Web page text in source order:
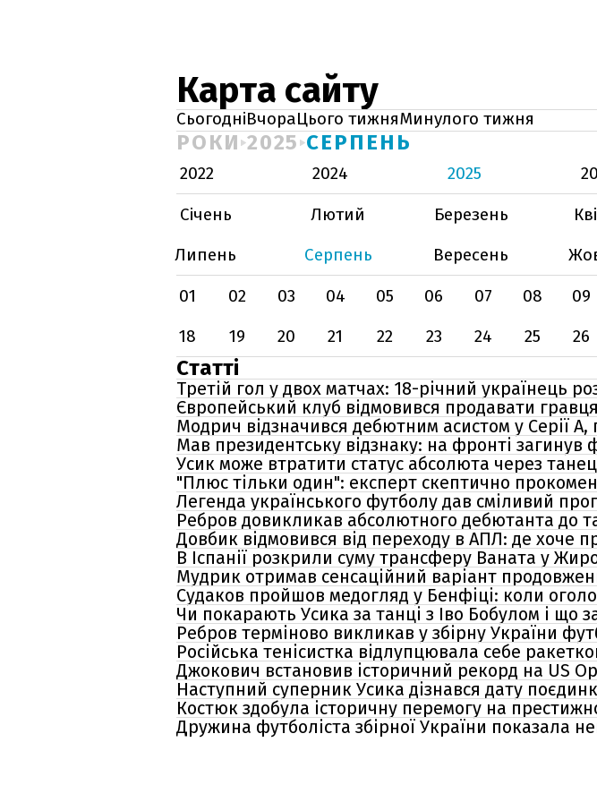
Карта сайту
СьогодніВчораЦього тижняМинулого тижня
РОКИ 2025 СЕРПЕНЬ
2022 2024 2025
Січень
Лютий Березень
Липень
Серпень Вересень
01
02 03 04 05 06 07 08 09
18
19 20 21 22 23 24 25 26
Статті
Третій гол у двох матчах: 18-річний українець
Європейський клуб відмовився продавати
Модрич відзначився дебютним асистом у Серії
Мав президентську відзнаку: на фронті
Усик може втратити статус абсолюта через
"Плюс тільки один": експерт скептично
Легенда українського футболу дав сміливий
Ребров довикликав абсолютного дебютанта до
Довбик відмовився від переходу в АПЛ: де хоче
В Іспанії розкрили суму трансферу Ваната у
Мудрик отримав сенсаційний варіант
Судаков пройшов медогляд у Бенфіці: коли
Чи покарають Усика за танці з Іво Бобулом і що
Ребров терміново викликав у збірну України
Російська тенісистка відлупцювала себе
Джокович встановив історичний рекорд на US
Наступний суперник Усика дізнався дату
Костюк здобула історичну перемогу на
Дружина футболіста збірної України показала